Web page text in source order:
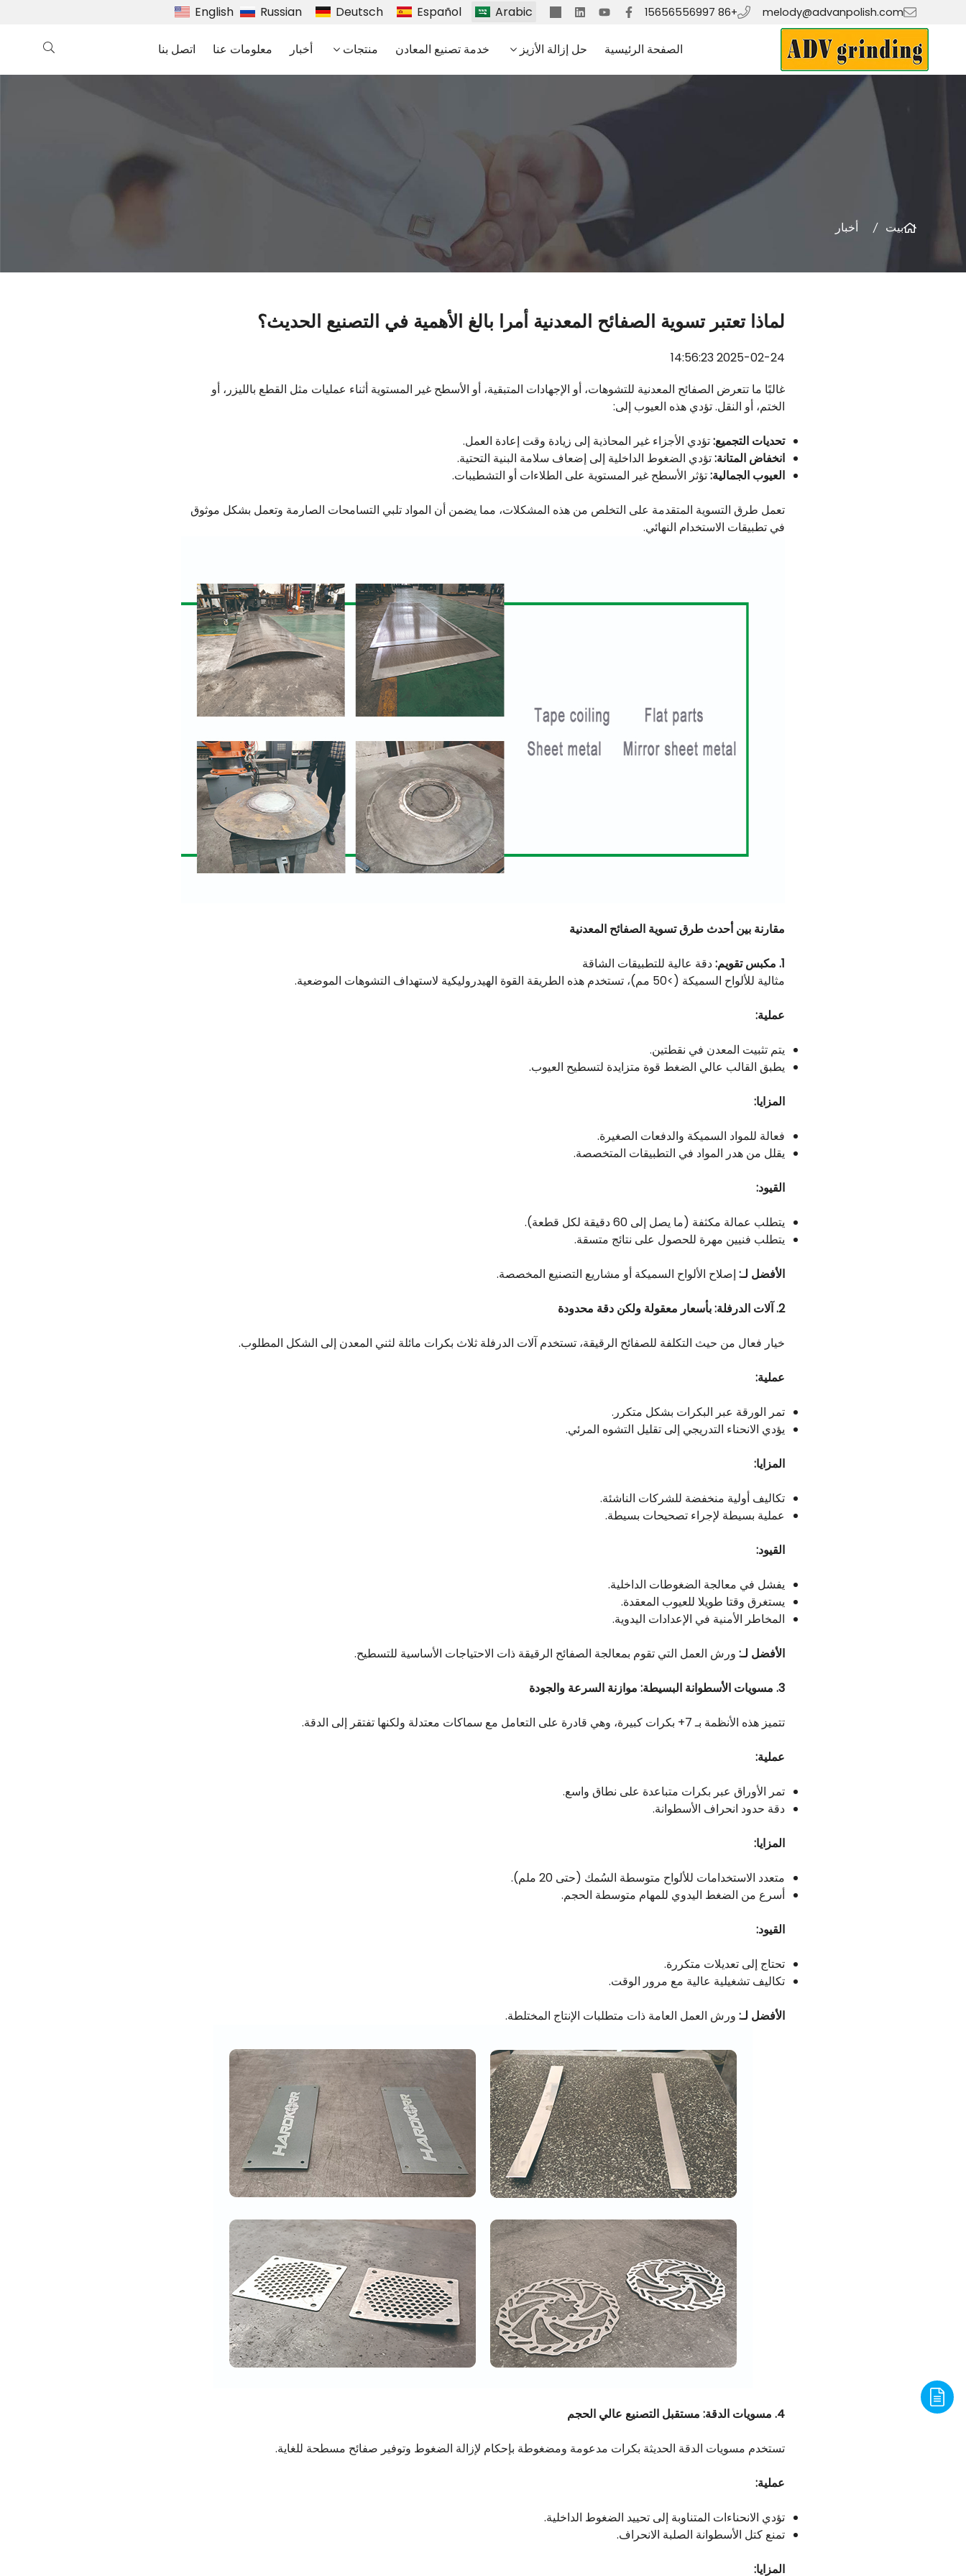
melody@advanpolish.com
+86 15656556997
English Russian Deutsch Español Arabic
الصفحة الرئيسية حل إزالة الأزيز خدمة تصنيع المعادن منتجات أخبار معلومات عنا اتصل بنا
بيت أخبار
لماذا تعتبر تسوية الصفائح المعدنية أمرا بالغ الأهمية في التصنيع الحديث؟
2025-02-24 14:56:23
غالبًا ما تتعرض الصفائح المعدنية للتشوهات، أو الإجهادات المتبقية، أو الأسطح غير المستوية أثناء عمليات مثل القطع بالليزر، أو
الختم، أو النقل. تؤدي هذه العيوب إلى:
تحديات التجميع:تؤدي الأجزاء غير المحاذية إلى زيادة وقت إعادة العمل.
انخفاض المتانة:تؤدي الضغوط الداخلية إلى إضعاف سلامة البنية التحتية.
العيوب الجمالية:تؤثر الأسطح غير المستوية على الطلاءات أو التشطيبات.
تعمل طرق التسوية المتقدمة على التخلص من هذه المشكلات، مما يضمن أن المواد تلبي التسامحات الصارمة وتعمل بشكل موثوق
في تطبيقات الاستخدام النهائي.
مقارنة بين أحدث طرق تسوية الصفائح المعدنية
1. مكبس تقويم:
دقة عالية للتطبيقات الشاقة
مثالية للألواح السميكة (>50 مم)، تستخدم هذه الطريقة القوة الهيدروليكية لاستهداف التشوهات الموضعية.
عملية:
يتم تثبيت المعدن في نقطتين.
يطبق القالب عالي الضغط قوة متزايدة لتسطيح العيوب.
المزايا:
فعالة للمواد السميكة والدفعات الصغيرة.
يقلل من هدر المواد في التطبيقات المتخصصة.
القيود:
يتطلب عمالة مكثفة (ما يصل إلى 60 دقيقة لكل قطعة).
يتطلب فنيين مهرة للحصول على نتائج متسقة.
الأفضل لـ:إصلاح الألواح السميكة أو مشاريع التصنيع المخصصة.
2. آلات الدرفلة: بأسعار معقولة ولكن دقة محدودة
خيار فعال من حيث التكلفة للصفائح الرقيقة، تستخدم آلات الدرفلة ثلاث بكرات مائلة لثني المعدن إلى الشكل المطلوب.
عملية:
تمر الورقة عبر البكرات بشكل متكرر.
يؤدي الانحناء التدريجي إلى تقليل التشوه المرئي.
المزايا:
تكاليف أولية منخفضة للشركات الناشئة.
عملية بسيطة لإجراء تصحيحات بسيطة.
القيود:
يفشل في معالجة الضغوطات الداخلية.
يستغرق وقتا طويلا للعيوب المعقدة.
المخاطر الأمنية في الإعدادات اليدوية.
الأفضل لـ: ورش العمل التي تقوم بمعالجة الصفائح الرقيقة ذات الاحتياجات الأساسية للتسطيح.
3. مسويات الأسطوانة البسيطة: موازنة السرعة والجودة
تتميز هذه الأنظمة بـ 7+ بكرات كبيرة، وهي قادرة على التعامل مع سماكات معتدلة ولكنها تفتقر إلى الدقة.
عملية:
تمر الأوراق عبر بكرات متباعدة على نطاق واسع.
دقة حدود انحراف الأسطوانة.
المزايا:
متعدد الاستخدامات للألواح متوسطة السُمك (حتى 20 ملم).
أسرع من الضغط اليدوي للمهام متوسطة الحجم.
القيود:
تحتاج إلى تعديلات متكررة.
تكاليف تشغيلية عالية مع مرور الوقت.
الأفضل لـ: ورش العمل العامة ذات متطلبات الإنتاج المختلطة.
4. مسويات الدقة: مستقبل التصنيع عالي الحجم
تستخدم مسويات الدقة الحديثة بكرات مدعومة ومضغوطة بإحكام لإزالة الضغوط وتوفير صفائح مسطحة للغاية.
عملية:
تؤدي الانحناءات المتناوبة إلى تحييد الضغوط الداخلية.
تمنع كتل الأسطوانة الصلبة الانحراف.
المزايا: